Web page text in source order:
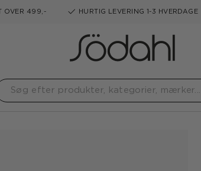
OVER 499,- HURTIG LEVERING 1-3 HVERDAGE